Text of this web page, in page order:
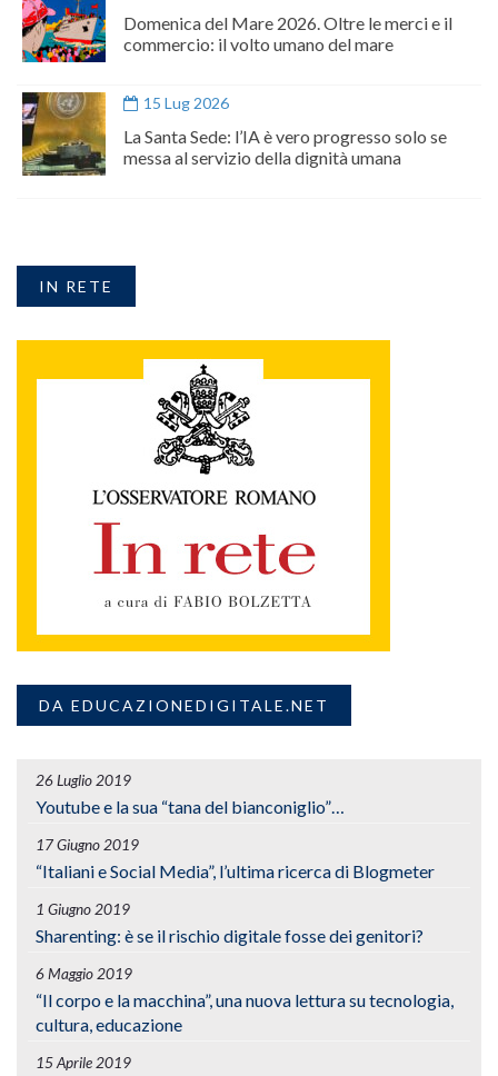
Domenica del Mare 2026. Oltre le merci e il
commercio: il volto umano del mare
15 Lug 2026
La Santa Sede: l’IA è vero progresso solo se
messa al servizio della dignità umana
IN RETE
DA EDUCAZIONEDIGITALE.NET
26 Luglio 2019
Youtube e la sua “tana del bianconiglio”…
17 Giugno 2019
“Italiani e Social Media”, l’ultima ricerca di Blogmeter
1 Giugno 2019
Sharenting: è se il rischio digitale fosse dei genitori?
6 Maggio 2019
“Il corpo e la macchina”, una nuova lettura su tecnologia,
cultura, educazione
15 Aprile 2019